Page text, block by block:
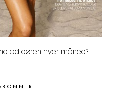
ad døren hver måned?